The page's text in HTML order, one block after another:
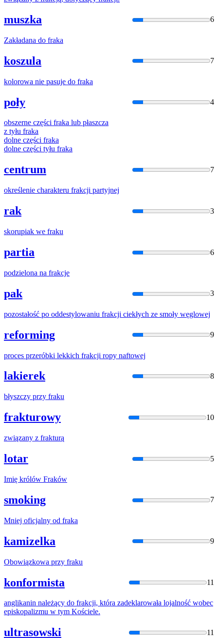
muszka 6
Zakładana do fraka
koszula 7
kolorowa nie pasuje do fraka
poły 4
obszerne części fraka lub płaszcza
z tyłu fraka
dolne części fraka
dolne części tyłu fraka
centrum 7
określenie charakteru frakcji partyjnej
rak 3
skorupiak we fraku
partia 6
podzielona na frakcje
pak 3
pozostałość po oddestylowaniu frakcji ciekłych ze smoły węglowej
reforming 9
proces przeróbki lekkich frakcji ropy naftowej
lakierek 8
błyszczy przy fraku
frakturowy 10
związany z frakturą
lotar 5
Imię królów Fraków
smoking 7
Mniej oficjalny od fraka
kamizelka 9
Obowiązkowa przy fraku
konformista 11
anglikanin należący do frakcji, która zadeklarowała lojalność wobec
episkopalizmu w tym Kościele.
ultrasowski 11